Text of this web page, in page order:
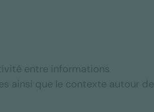
entre informations
ainsi que le contexte autour de